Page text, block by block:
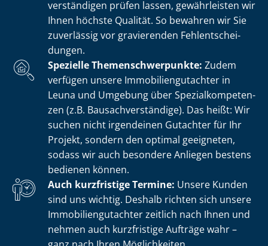
ver­stän­di­gen prüfen lassen, gewährleisten wir
Ihnen höchste Qualität. So bewahren wir Sie
zuverlässig vor gravierenden Fehl­ent­schei­
dun­gen.
Spezielle The­men­schwer­punk­te: Zudem
verfügen unsere Im­mo­bi­li­en­gut­ach­ter in
Leuna und Umgebung über Spe­zi­al­kom­pe­ten­
zen (z.B. Bau­sach­ver­stän­di­ge). Das heißt: Wir
suchen nicht irgendeinen Gutachter für Ihr
Projekt, sondern den optimal geeigneten,
sodass wir auch besondere Anliegen bestens
bedienen können.
Auch kurzfristige Termine: Unsere Kunden
sind uns wichtig. Deshalb richten sich unsere
Im­mo­bi­li­en­gut­ach­ter zeitlich nach Ihnen und
nehmen auch kurzfristige Aufträge wahr –